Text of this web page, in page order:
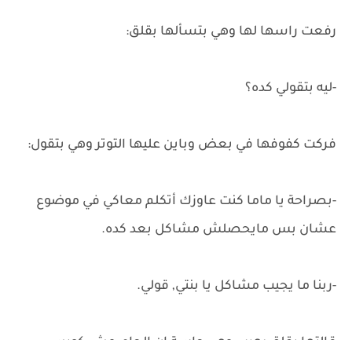
رفعت راسها لها وهي بتسألها بقلق:
-ليه بتقولي كده؟
فركت كفوفها في بعض وباين عليها التوتر وهي بتقول:
-بصراحة يا ماما كنت عاوزك أتكلم معاكي في موضوع
عشان بس مايحصلش مشاكل بعد كده.
-ربنا ما يجيب مشاكل يا بنتي, قولي.